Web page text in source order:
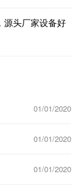
源头厂家设备好
01/01/2020
01/01/2020
01/01/2020